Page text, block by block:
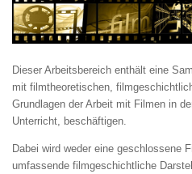
Dieser Arbeitsbereich enthält eine
mit filmtheoretischen,
Grundlagen der Arbeit mit Filmen in
Unterricht, beschäftigen.
Dabei wird weder eine geschlossene
umfassende filmgeschichtliche